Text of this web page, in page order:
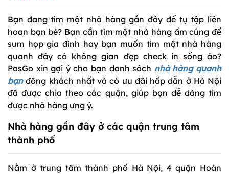
Bạn đang tìm một nhà hàng gần đây để tụ tập liên
hoan bạn bè? Bạn cần tìm một nhà hàng ấm cúng để
sum họp gia đình hay bạn muốn tìm một nhà hàng
quanh đây có không gian đẹp check in sống ảo?
PasGo xin gợi ý cho bạn danh sách nhà hàng quanh
bạnđông khách nhất và có ưu đãi hấp dẫn ở Hà Nội
đã được chia theo các quận, giúp bạn dễ dàng tìm
được nhà hàng ưng ý.
Nhà hàng gần đây ở các quận trung tâm
thành phố
Nằm ở trung tâm thành phố Hà Nội, 4 quận Hoàn